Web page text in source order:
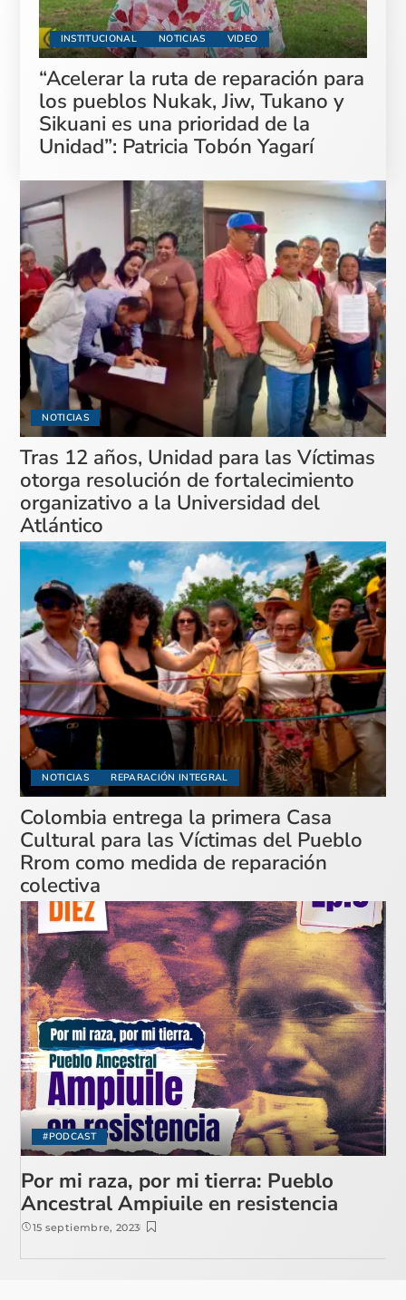
INSTITUCIONAL NOTICIAS VIDEO
“Acelerar la ruta de reparación para
los pueblos Nukak, Jiw, Tukano y
Sikuani es una prioridad de la
Unidad”: Patricia Tobón Yagarí
NOTICIAS
Tras 12 años, Unidad para las Víctimas
otorga resolución de fortalecimiento
organizativo a la Universidad del
Atlántico
NOTICIAS REPARACIÓN INTEGRAL
Colombia entrega la primera Casa
Cultural para las Víctimas del Pueblo
Rrom como medida de reparación
colectiva
#PODCAST
Por mi raza, por mi tierra: Pueblo
Ancestral Ampiuile en resistencia
15 septiembre, 2023